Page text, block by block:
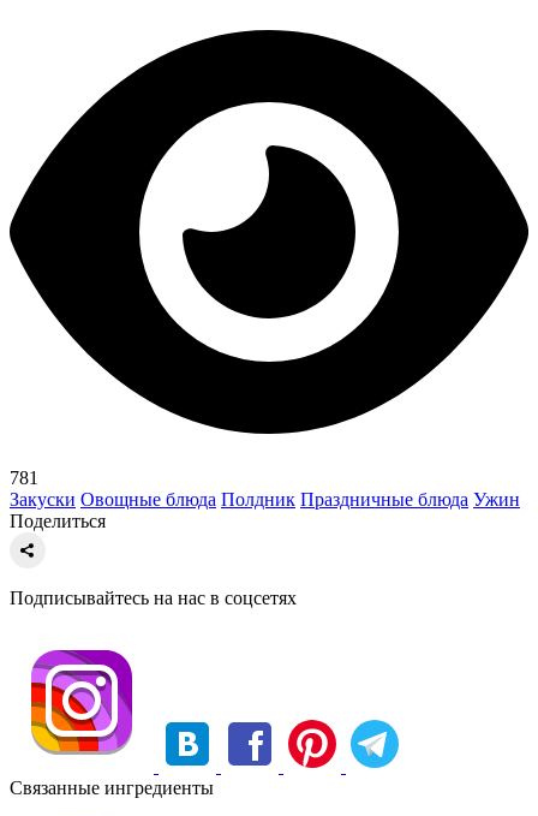
781
Закуски Овощные блюда Полдник Праздничные блюда Ужин
Поделиться
Подписывайтесь на нас в соцсетях
Связанные ингредиенты